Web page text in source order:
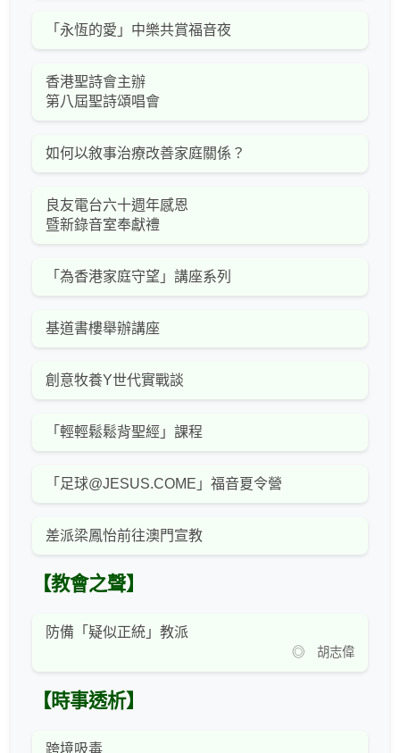
「永恆的愛」中樂共賞福音夜
香港聖詩會主辦
第八屆聖詩頌唱會
如何以敘事治療改善家庭關係？
良友電台六十週年感恩
暨新錄音室奉獻禮
「為香港家庭守望」講座系列
基道書樓舉辦講座
創意牧養Y世代實戰談
「輕輕鬆鬆背聖經」課程
「足球@JESUS.COME」福音夏令營
差派梁鳳怡前往澳門宣教
【教會之聲】
防備「疑似正統」教派
◎ 胡志偉
【時事透析】
跨境吸毒